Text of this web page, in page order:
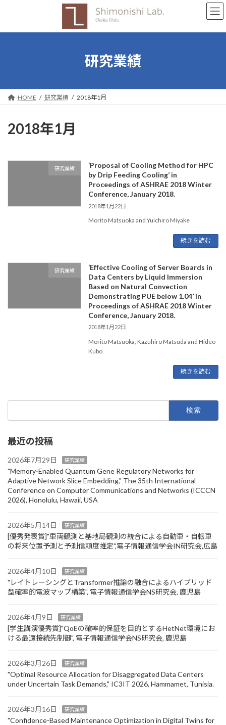
ン
ー
研究業績
HOME 研究業績 2018年1月
2018年1月
研究業績
‘Proposal of Cooling Method for HPC
by Drip Feeding Cooling’ in
Proceedings of ASHRAE 2018 Winter
Conference, January 2018.
2018年1月22日
Morito Matsuoka and Yuichiro Miyake
続きを読む
研究業績
‘Effective Cooling of Server Boards in
Data Centers by Liquid Immersion
Based on Natural Convection
Demonstrating PUE below 1.04’ in
Proceedings of ASHRAE 2018 Winter
Conference, January 2018.
2018年1月22日
Morito Matsuoka, Kazuhiro Matsuda and Hideo
Kubo
続きを読む
最近の投稿
2026年7月29日 研究業績
"Memory‑Enabled Quantum Gene Regulatory Networks for
Adaptive Network Slice Embedding," The 35th International
Conference on Computer Communications and Networks (ICCCN
2026), Honolulu, Hawaii, USA
2026年5月14日 研究業績
[優秀発表賞]"車両観測と基地局観測の統合による自動車・自転車
の将来位置予測と予測信頼度推定",電子情報通信学会IN研究会,広島
2026年4月10日 研究業績
"レイトレーシングとTransformer推論の融合によるハイブリッド
型確率的電波マップ構築", 電子情報通信学会NS研究会, 鹿児島
2026年4月9日 研究業績
[学生講演優秀賞]"QoEの確率的保証を目的とするHetNet環境にお
ける最適接続先制御", 電子情報通信学会NS研究会, 鹿児島
2026年3月26日 研究業績
"Optimal Resource Allocation for Disaggregated Data Centers
under Uncertain Task Demands​," IC3IT 2026, Hammamet, Tunisia.
2026年3月16日 研究業績
"Confidence-Based Maintenance Optimization in Digital Twins for